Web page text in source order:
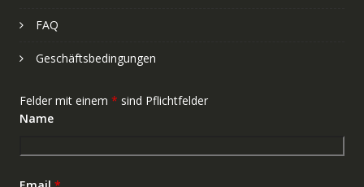
FAQ
Geschäftsbedingungen
Felder mit einem * sind Pflichtfelder
Name